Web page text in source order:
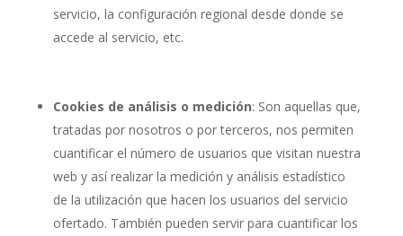
servicio, la configuración regional desde donde se
accede al servicio, etc.
Cookies de análisis o medición: Son aquellas que,
tratadas por nosotros o por terceros, nos permiten
cuantificar el número de usuarios que visitan nuestra
web y así realizar la medición y análisis estadístico
de la utilización que hacen los usuarios del servicio
ofertado. También pueden servir para cuantificar los